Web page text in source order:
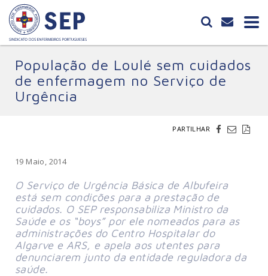
População de Loulé sem cuidados
de enfermagem no Serviço de
Urgência
PARTILHAR
19 Maio, 2014
O Serviço de Urgência Básica de Albufeira
está sem condições para a prestação de
cuidados. O SEP responsabiliza Ministro da
Saúde e os “boys” por ele nomeados para as
administrações do Centro Hospitalar do
Algarve e ARS, e apela aos utentes para
denunciarem junto da entidade reguladora da
saúde.